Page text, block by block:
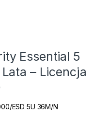
Essential 5
– Licencja
ESD 5U 36M/N